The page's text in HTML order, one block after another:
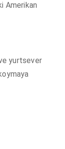
Amerikan
yurtsever